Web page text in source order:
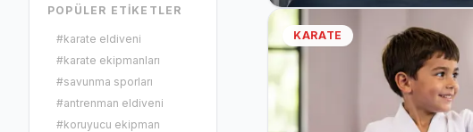
POPÜLER ETIKETLER
#karate eldiveni
#karate ekipmanları
#savunma sporları
#antrenman eldiveni
#koruyucu ekipman
KARATE